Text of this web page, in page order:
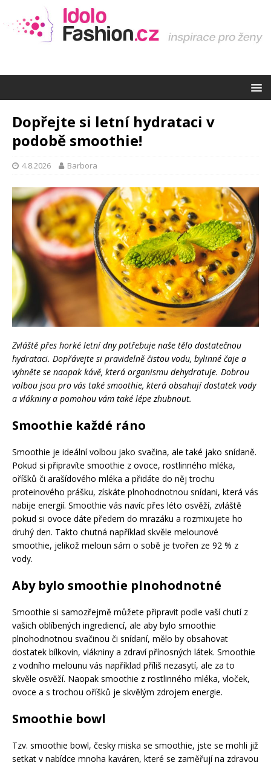
Dopřejte si letní hydrataci v
podobě smoothie!
4.8.2026 Barbora
Zvláště přes horké letní dny potřebuje naše tělo dostatečnou
hydrataci. Dopřávejte si pravidelně čistou vodu, bylinné čaje a
vyhněte se naopak kávě, která organismu dehydratuje. Dobrou
volbou jsou pro vás také smoothie, která obsahují dostatek vody
a vlákniny a pomohou vám také lépe zhubnout.
Smoothie každé ráno
Smoothie je ideální volbou jako svačina, ale také jako snídaně.
Pokud si připravíte smoothie z ovoce, rostlinného mléka,
oříšků či arašídového mléka a přidáte do něj trochu
proteinového prášku, získáte plnohodnotnou snídani, která vás
nabije energií. Smoothie vás navíc přes léto osvěží, zvláště
pokud si ovoce dáte předem do mrazáku a rozmixujete ho
druhý den. Takto chutná například skvěle melounové
smoothie, jelikož meloun sám o sobě je tvořen ze 92 % z
vody.
Aby bylo smoothie plnohodnotné
Smoothie si samozřejmě můžete připravit podle vaší chutí z
vašich oblíbených ingrediencí, ale aby bylo smoothie
plnohodnotnou svačinou či snídaní, mělo by obsahovat
dostatek bílkovin, vlákniny a zdraví přínosných látek. Smoothie
z vodního melounu vás například příliš nezasytí, ale za to
skvěle osvěží. Naopak smoothie z rostlinného mléka, vloček,
ovoce a s trochou oříšků je skvělým zdrojem energie.
Smoothie bowl
Tzv. smoothie bowl, česky miska se smoothie, jste se mohli již
setkat v nabídce mnoha kaváren, které se zaměřují na zdravou